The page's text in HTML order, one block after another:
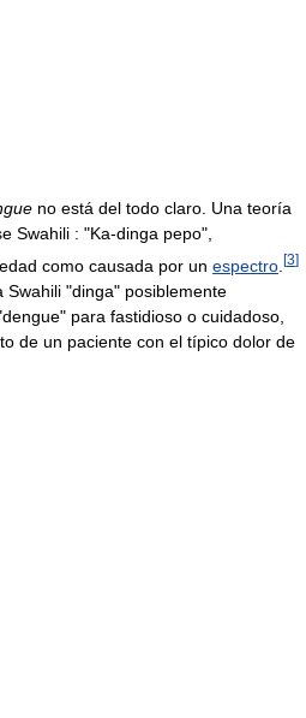
no está del todo claro. Una teoría
Swahili : "Ka-dinga pepo",
como causada por un espectro [3]
Swahili "dinga" posiblemente
para fastidioso o cuidadoso,
de un paciente con el típico dolor de